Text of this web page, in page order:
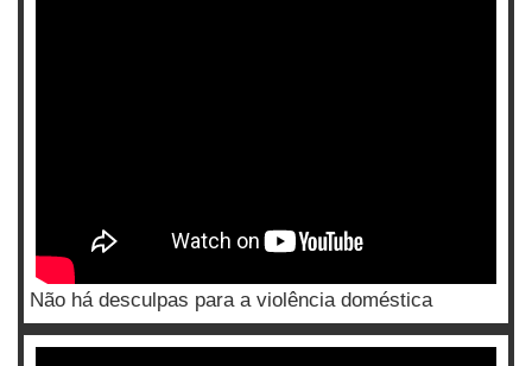
Não há desculpas para a violência doméstica